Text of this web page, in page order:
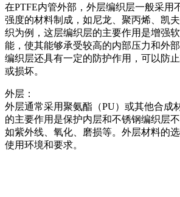
在PTFE内管外部，外层编织层一般采用
强度的材料制成，如尼龙、聚丙烯、凯
织为例，这层编织层的主要作用是增强
能，使其能够承受较高的内部压力和外
编织层还具有一定的防护作用，可以防
或损坏。
外层：
外层通常采用聚氨酯（PU）或其他合成
的主要作用是保护内层和不锈钢编织层
如紫外线、氧化、磨损等。外层材料的
使用环境和要求。